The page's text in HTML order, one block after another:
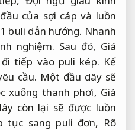
của sợi cáp và luồn
buli dẫn hướng. Nhanh
nghiệm. Sau đó, Giá
tiếp vào puli kép. Kế
cầu. Một đầu dây sẽ
xuống thanh phơi, Giá
còn lại sẽ được luồn
tục sang puli đơn, Rõ